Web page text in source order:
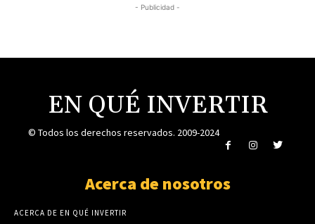
- Publicidad -
EN QUÉ INVERTIR
© Todos los derechos reservados. 2009-2024
Acerca de nosotros
ACERCA DE EN QUÉ INVERTIR